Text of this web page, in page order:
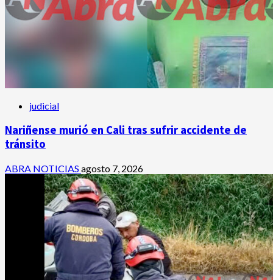
judicial
Nariñense murió en Cali tras sufrir accidente de
tránsito
ABRA NOTICIAS agosto 7, 2026